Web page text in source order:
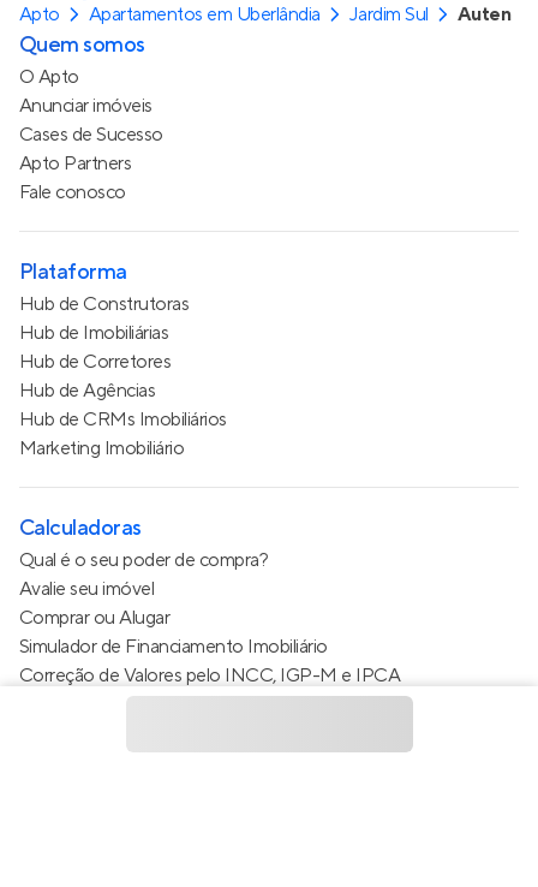
Apto Apartamentos em Uberlândia Jardim Sul Auten
Quem somos
O Apto
Anunciar imóveis
Cases de Sucesso
Apto Partners
Fale conosco
Plataforma
Hub de Construtoras
Hub de Imobiliárias
Hub de Corretores
Hub de Agências
Hub de CRMs Imobiliários
Marketing Imobiliário
Calculadoras
Qual é o seu poder de compra?
Avalie seu imóvel
Comprar ou Alugar
Simulador de Financiamento Imobiliário
Correção de Valores pelo INCC, IGP-M e IPCA
Estimativa de valor do condomínio